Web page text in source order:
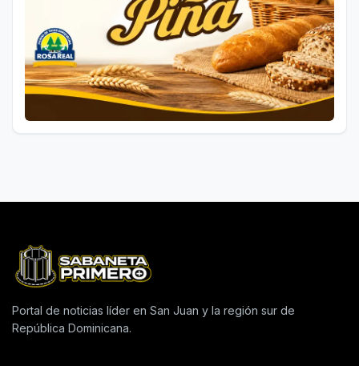
Portal de noticias líder en San Juan y la región sur de
República Dominicana.